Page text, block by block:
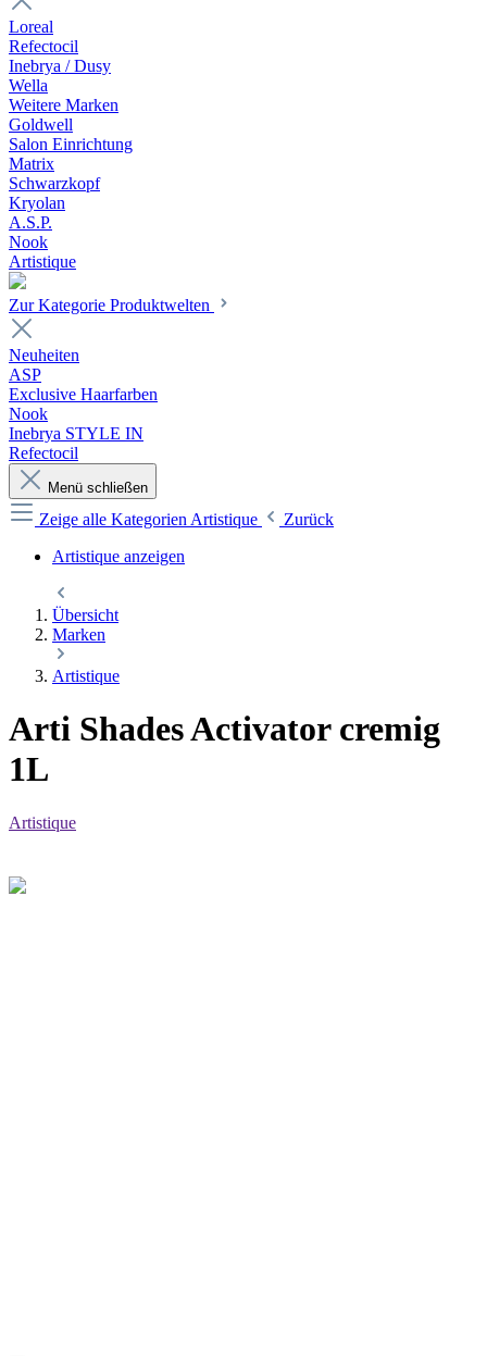
Loreal
Refectocil
Inebrya / Dusy
Wella
Weitere Marken
Goldwell
Salon Einrichtung
Matrix
Schwarzkopf
Kryolan
A.S.P.
Nook
Artistique
Zur Kategorie Produktwelten
Neuheiten
ASP
Exclusive Haarfarben
Nook
Inebrya STYLE IN
Refectocil
Menü schließen
Zeige alle Kategorien Artistique
Zurück
Artistique anzeigen
Übersicht
Marken
Artistique
Arti Shades Activator cremig
1L
Artistique